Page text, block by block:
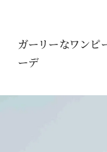
ガーリーなワン
ーデ